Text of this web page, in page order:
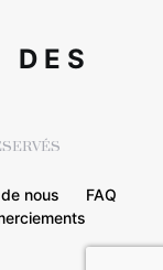
DES
nous
FAQ